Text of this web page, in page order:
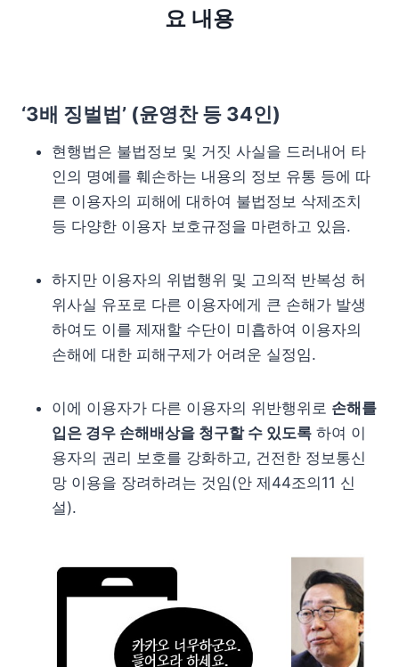
요 내용
‘3배 징벌법’ (윤영찬 등 34인)
현행법은 불법정보 및 거짓 사실을 드러내어 타
인의 명예를 훼손하는 내용의 정보 유통 등에 따
른 이용자의 피해에 대하여 불법정보 삭제조치
등 다양한 이용자 보호규정을 마련하고 있음.
하지만 이용자의 위법행위 및 고의적 반복성 허
위사실 유포로 다른 이용자에게 큰 손해가 발생
하여도 이를 제재할 수단이 미흡하여 이용자의
손해에 대한 피해구제가 어려운 실정임.
이에 이용자가 다른 이용자의 위반행위로 손해를
입은 경우 손해배상을 청구할 수 있도록 하여 이
용자의 권리 보호를 강화하고, 건전한 정보통신
망 이용을 장려하려는 것임(안 제44조의11 신
설).